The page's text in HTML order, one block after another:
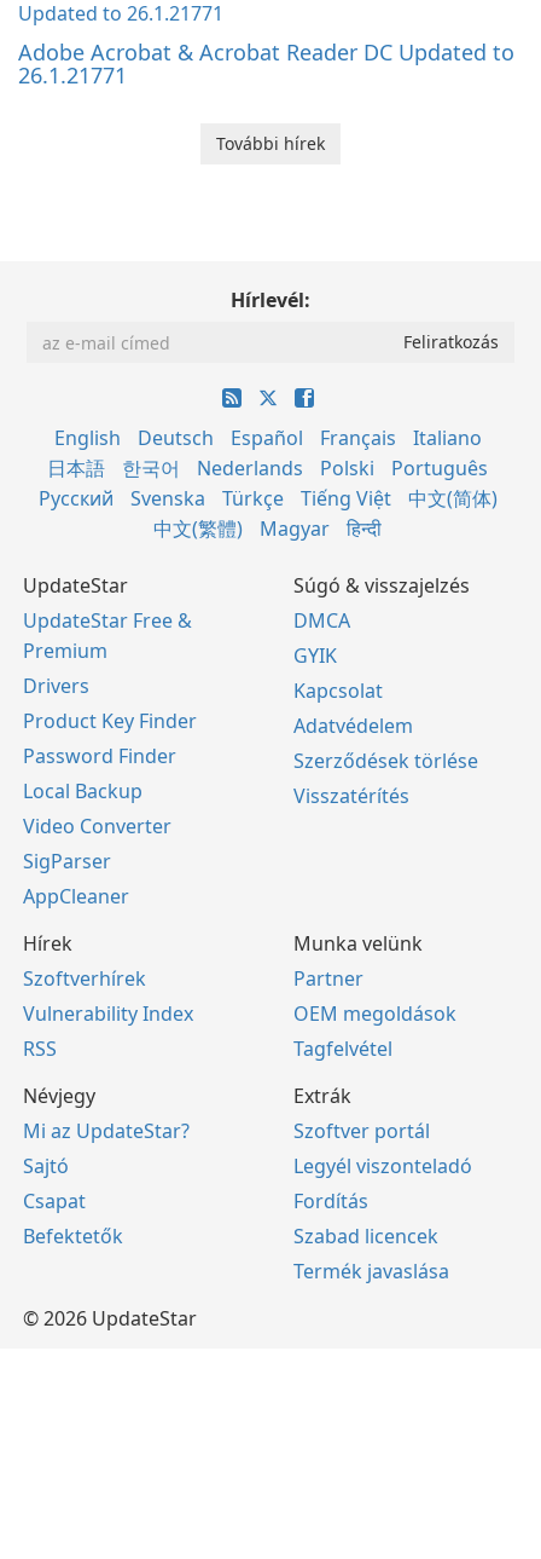
Adobe Acrobat & Acrobat Reader DC Updated to
26.1.21771
További hírek
Hírlevél:
English Deutsch Español Français
Italiano
日本語
한국어 Nederlands Polski
Português
Русский
Svenska Türkçe Tiếng Việt
中文(简体)
中文(繁體)
Magyar हिन्दी
UpdateStar
UpdateStar Free &
Premium
Drivers
Product Key Finder
Password Finder
Local Backup
Video Converter
SigParser
AppCleaner
Súgó & visszajelzés
DMCA
GYIK
Kapcsolat
Adatvédelem
Szerződések törlése
Visszatérítés
Hírek
Szoftverhírek
Vulnerability Index
RSS
Munka velünk
Partner
OEM megoldások
Tagfelvétel
Névjegy
Mi az UpdateStar?
Sajtó
Csapat
Befektetők
Extrák
Szoftver portál
Legyél viszonteladó
Fordítás
Szabad licencek
Termék javaslása
© 2026 UpdateStar